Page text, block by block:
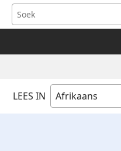
LEES IN